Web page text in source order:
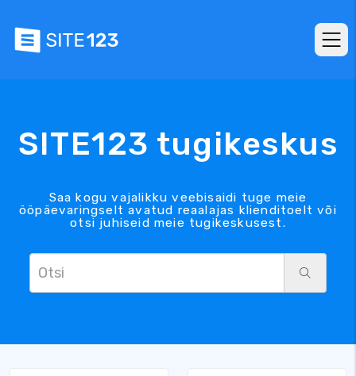
SITE123 tugikeskus
Saa kogu vajalikku veebisaidi tuge meie
ööpäevaringselt avatud reaalajas klienditoelt või
otsi juhiseid meie tugikeskusest.